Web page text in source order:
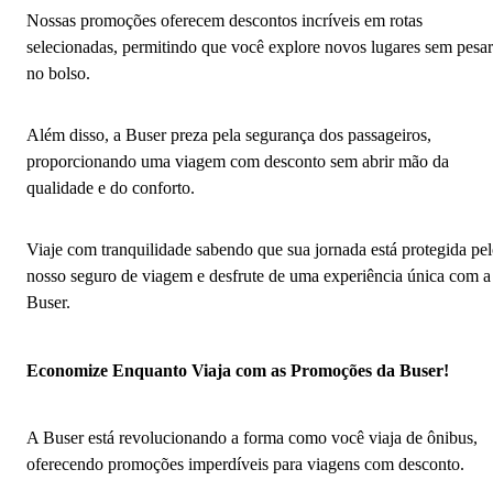
Nossas promoções oferecem descontos incríveis em rotas
selecionadas, permitindo que você explore novos lugares sem pesar
no bolso.
Além disso, a Buser preza pela segurança dos passageiros,
proporcionando uma viagem com desconto sem abrir mão da
qualidade e do conforto.
Viaje com tranquilidade sabendo que sua jornada está protegida
nosso seguro de viagem e desfrute de uma experiência única com a
Buser.
Economize Enquanto Viaja com as Promoções da Buser!
A Buser está revolucionando a forma como você viaja de ônibus,
oferecendo promoções imperdíveis para viagens com desconto.